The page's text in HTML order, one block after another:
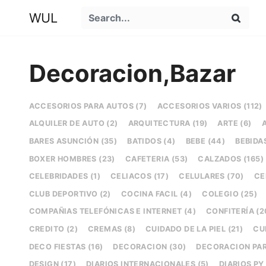
WUL
Decoracion,bazar
ACCESORIOS PARA AUTOS (7)
ACCESORIOS VARIOS (112)
ALQUILER DE AUTO (2)
ARQUITECTURA (19) ARTE (6)
BARES ASUNCIÓN (35)
BATIDOS (4) BEBE (44)
BOXER HOMBRES (23)
CAFETERIA (53)
CALZADOS (165)
CELEBRIDADES (1)
CELIACOS (17) CELULARES (70)
CLUB DEPORTIVO (2)
COCINA FACIL (4)
COLEGIO (25)
COMPAÑIAS TELEFÓNICAS E INTERNET (4)
CONFITERÍA
CREDITO (2)
CREMAS (8) CUIDADO DE LA PIEL (21)
DECO FIESTAS (16)
DECORACION (30)
DECORACION
DESIGN (17)
DIARIOS INTERNACIONALES (5) DIARIOS